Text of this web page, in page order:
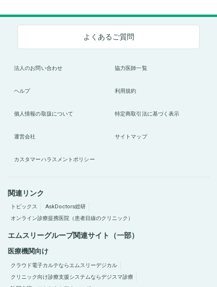
よくあるご質問
法人のお問い合わせ 協力医師一覧
ヘルプ 利用規約
個人情報の取扱について 特定商取引法に基づく表示
運営会社 サイトマップ
カスタマーハラスメントポリシー
関連リンク
トピックス
AskDoctors総研
オンライン診療提携医院（患者目線のクリニック）
エムスリーグループ関連サイト（一部）
医療機関向け
クラウド電子カルテならエムスリーデジカル
クリニック向け診療支援システムならデジスマ診療